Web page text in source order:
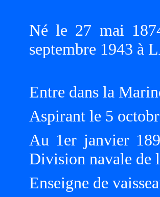
Né le 27 mai
septembre 1943 à
Entre dans la
Aspirant le 5
Au 1er janvier
Division navale de
Enseigne de